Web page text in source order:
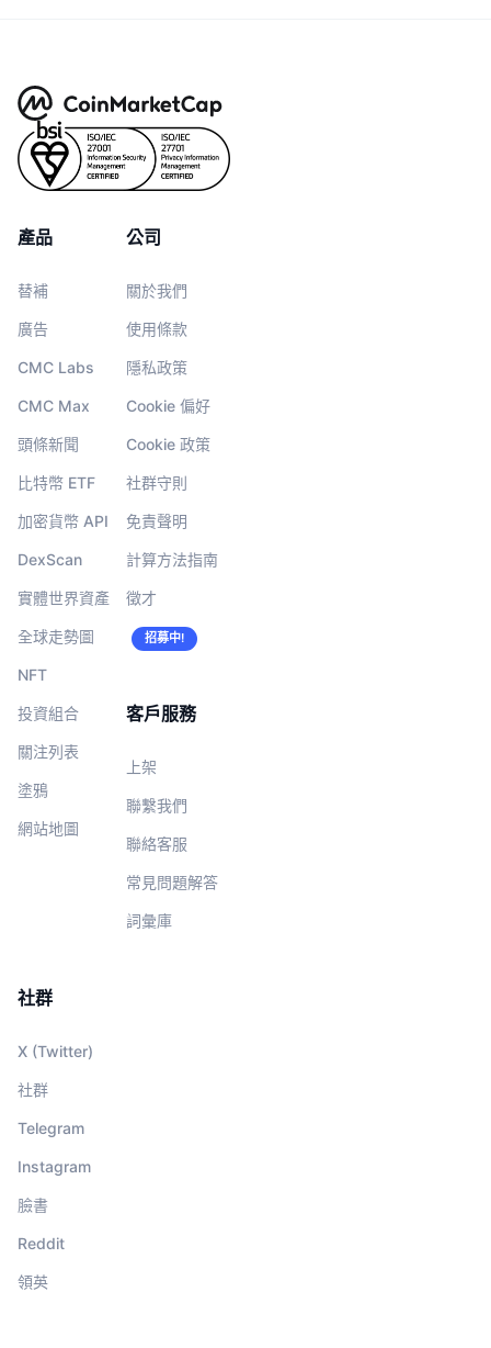
產品
替補
廣告
CMC Labs
CMC Max
頭條新聞
比特幣 ETF
加密貨幣 API
DexScan
實體世界資產
全球走勢圖
NFT
投資組合
關注列表
塗鴉
網站地圖
公司
關於我們
使用條款
隱私政策
Cookie 偏好
Cookie 政策
社群守則
免責聲明
計算方法指南
徵才
招募中!
客戶服務
上架
聯繫我們
聯絡客服
常見問題解答
詞彙庫
社群
X (Twitter)
社群
Telegram
Instagram
臉書
Reddit
領英